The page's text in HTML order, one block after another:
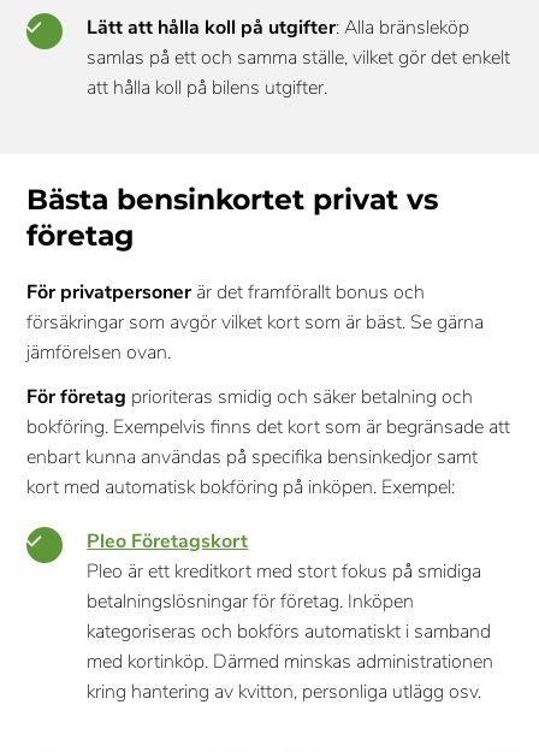
Lätt att hålla koll på utgifter: Alla bränsleköp
samlas på ett och samma ställe, vilket gör det enkelt
att hålla koll på bilens utgifter.
Bästa bensinkortet privat vs
företag
För privatpersonerär det framförallt bonus och
försäkringar som avgör vilket kort som är bäst. Se gärna
jämförelsen ovan.
För företag prioriteras smidig och säker betalning och
bokföring. Exempelvis finns det kort som är begränsade att
enbart kunna användas på specifika bensinkedjor samt
kort med automatisk bokföring på inköpen. Exempel:
Pleo Företagskort
Pleo är ett kreditkort med stort fokus på smidiga
betalningslösningar för företag. Inköpen
kategoriseras och bokförs automatiskt i samband
med kortinköp. Därmed minskas administrationen
kring hantering av kvitton, personliga utlägg osv.